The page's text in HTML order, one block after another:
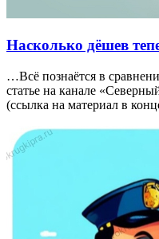
Насколько дёшев
…Всё познаётся в
статье на канале
(ссылка на материал в